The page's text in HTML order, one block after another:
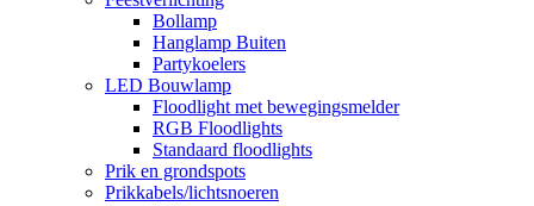
Bollamp
Hanglamp Buiten
Partykoelers
LED Bouwlamp
Floodlight met bewegingsmelder
RGB Floodlights
Standaard floodlights
Prik en grondspots
Prikkabels/lichtsnoeren